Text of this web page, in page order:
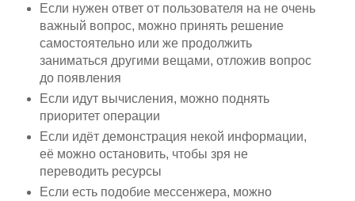
Если нужен ответ от пользователя на не очень
важный вопрос, можно принять решение
самостоятельно или же продолжить
заниматься другими вещами, отложив вопрос
до появления
Если идут вычисления, можно поднять
приоритет операции
Если идёт демонстрация некой информации,
её можно остановить, чтобы зря не
переводить ресурсы
Если есть подобие мессенжера, можно